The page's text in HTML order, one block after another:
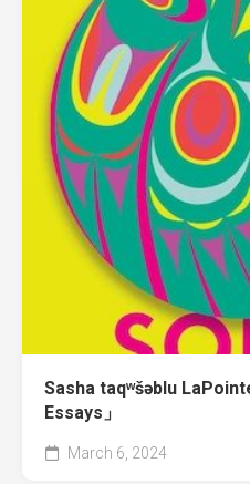
Sasha taqʷšəblu
Essays」
March 6, 2024